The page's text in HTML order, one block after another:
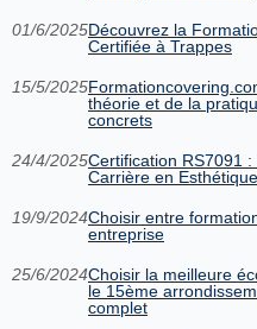
01/6/2025Découvrez la
Certifiée à Trappes
15/5/2025
théorie et de la
concrets
24/4/2025Certification RS7091
Carrière en
19/9/2024Choisir entre
entreprise
25/6/2024Choisir la meilleure
le 15ème
complet